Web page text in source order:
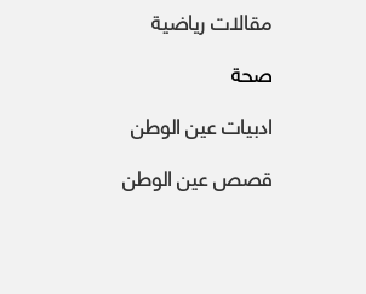
مقالات رياضية
صحة
ادبيات عين الوطن
قصص عين الوطن